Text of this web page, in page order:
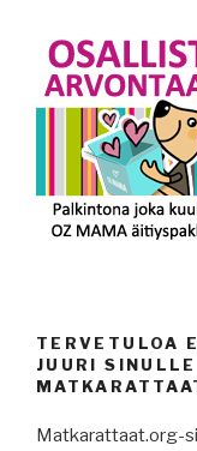
TERVETULOA
JUURI
Matkarattaat.org-